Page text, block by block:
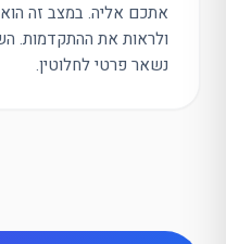
אתכם אליה. במצב זה
ולראות את ההתקדמות.
נשאר פרטי לחלוטין.